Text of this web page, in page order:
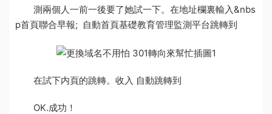
測 兩個人一前一後要了她試一下。在地址欄裏輸入&nbs
p首頁聯合早報; 自動首頁基礎教育管理監測平台跳轉到
在試下内頁的跳轉。收入 自動跳轉到
OK.成功！